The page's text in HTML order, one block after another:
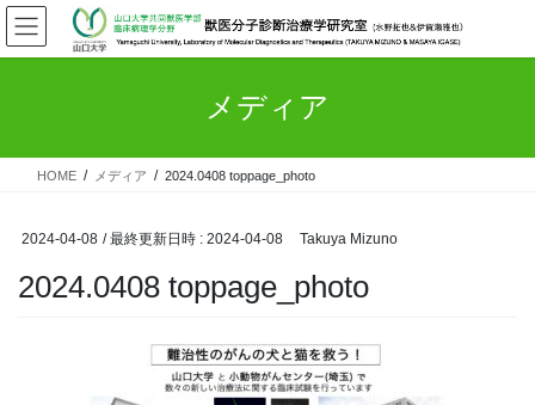
コ
ン
テ
ス
ナ
ビ
ゲ
ン
メディア
HOME メディア 2024.0408 toppage_photo
2024-04-08 / 最終更新日時 : 2024-04-08 Takuya Mizuno
2024.0408 toppage_photo